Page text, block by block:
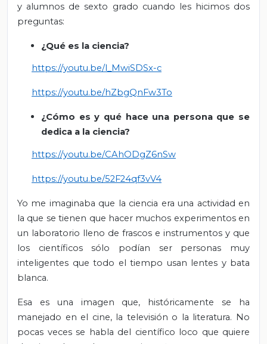
y alumnos de sexto grado cuando les hicimos dos
preguntas:
¿Qué es la ciencia?
https://youtu.be/l_MwiSDSx-c
https://youtu.be/hZbgQnFw3To
¿Cómo es y qué hace una persona que se
dedica a la ciencia?
https://youtu.be/CAhODgZ6nSw
https://youtu.be/52F24qf3vV4
Yo me imaginaba que la ciencia era una actividad en
la que se tienen que hacer muchos experimentos en
un laboratorio lleno de frascos e instrumentos y que
los científicos sólo podían ser personas muy
inteligentes que todo el tiempo usan lentes y bata
blanca.
Esa es una imagen que, históricamente se ha
manejado en el cine, la televisión o la literatura. No
pocas veces se habla del científico loco que quiere